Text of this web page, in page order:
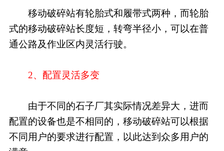
移动破碎站有轮胎式和履带式两种，而轮胎
式的移动破碎站长度短，转弯半径小，可以在普
通公路及作业区内灵活行驶。
2、配置灵活多变
由于不同的石子厂其实际情况差异大，进而
配置的设备也是不相同的，移动破碎站可以根据
不同用户的要求进行配置，以此达到众多用户的